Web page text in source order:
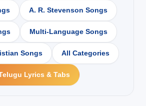
A. R. Stevenson Songs
Multi-Language Songs
Songs All Categories
Lyrics & Tabs